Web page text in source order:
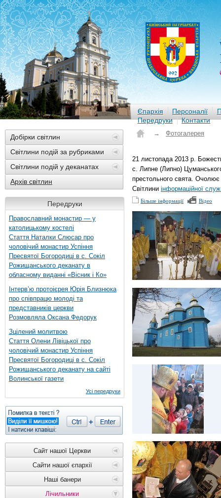
Єпархія Персоналії
Передруки
Контакти
Добірки світлин
Світлини подій за рубриками
Світлини подій у деканатах
Архів світлин
Передруки
Православний монастир — у
католицькому костелі
Стаття Наталки Слюсар про
чоловічий монастир Успіння
Пресвятої Богородиці в с. Сокіл
Рожищанського деканату в
обласному виданні «Вісник і Ко»
Інтерв’ю протоієрея Юрія Близнюка
про співпрацю молоді та
представників церкви
Розмовляла Оксана Федорук
Зцілений молитвою
Стаття Олени Лівіцької про
чоловічий монастир Успіння
Пресвятої Богородиці в с. Сокіл
Рожищанського деканату на сайті
Волинської газети
Усі передруки
Сайт нашої Церкви
Сайти нашої єпархії
Наші банери
Лічильники
→ Фотогалерея
21 листопада 2013 р.
с. Липне (Липно)
престольного свята. Очолює
Світлини інформаційної
Більше інформації Відео